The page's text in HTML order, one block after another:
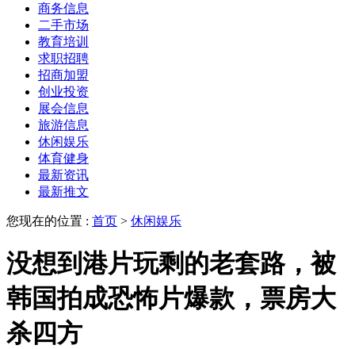
商务信息
二手市场
教育培训
求职招聘
招商加盟
创业投资
展会信息
旅游信息
休闲娱乐
体育健身
最新资讯
最新推文
您现在的位置 : 首页 > 休闲娱乐
没想到港片玩剩的老套路，被
韩国拍成恐怖片爆款，票房大
杀四方